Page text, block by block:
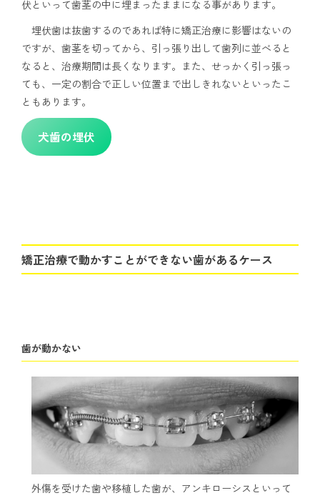
伏といって歯茎の中に埋まったままになる事があります。
埋伏歯は抜歯するのであれば特に矯正治療に影響はないの
ですが、歯茎を切ってから、引っ張り出して歯列に並べると
なると、治療期間は長くなります。また、せっかく引っ張っ
ても、一定の割合で正しい位置まで出しきれないといったこ
ともあります。
犬歯の埋伏
矯正治療で動かすことができない歯があるケース
歯が動かない
外傷を受けた歯や移植した歯が、アンキローシスといって